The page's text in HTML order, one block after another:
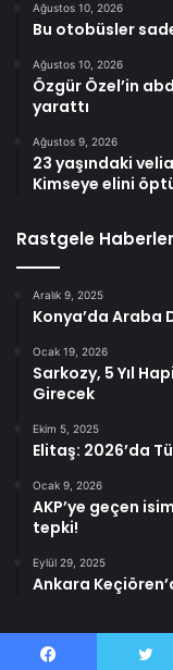
Ağustos 10, 2026
Bu otobüsler
Ağustos 10, 2026
Özgür Özel’in
yarattı
Ağustos 9, 2026
23 yaşındaki
Kimseye elini
Rastgele Haberler
Aralık 9, 2025
Konya’da Araba
Ocak 19, 2026
Sarkozy, 5 Yıl
Girecek
Ekim 5, 2025
Elitaş: 2026’da
Ocak 9, 2026
AKP’ye geçen
tepki!
Eylül 29, 2025
Ankara